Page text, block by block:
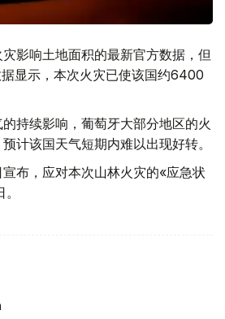
影响土地面积的最新官方数据，但
显示，本次火灾已使该国约6400
持续影响，葡萄牙大部分地区的火
计该国天气短期内难以出现好转。
布，应对本次山林火灾的«应急状